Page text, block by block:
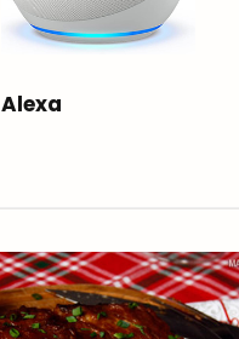
Alexa